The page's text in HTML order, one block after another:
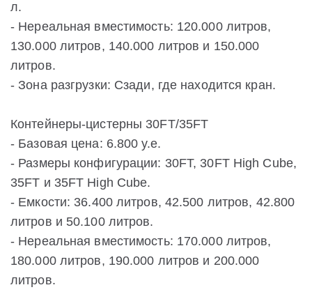
л.
- Нереальная вместимость: 120.000 литров,
130.000 литров, 140.000 литров и 150.000
литров.
- Зона разгрузки: Сзади, где находится кран.
Контейнеры-цистерны 30FT/35FT
- Базовая цена: 6.800 у.е.
- Размеры конфигурации: 30FT, 30FT High Cube,
35FT и 35FT High Cube.
- Емкости: 36.400 литров, 42.500 литров, 42.800
литров и 50.100 литров.
- Нереальная вместимость: 170.000 литров,
180.000 литров, 190.000 литров и 200.000
литров.